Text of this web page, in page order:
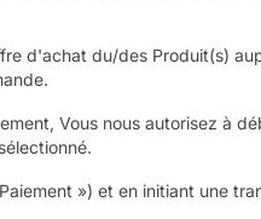
d'achat du/des Produit(s)
Vous nous autorisez à
») et en initiant une